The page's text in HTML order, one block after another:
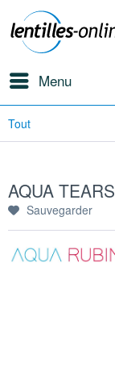
Menu
Tout
AQUA
Sauvegarder